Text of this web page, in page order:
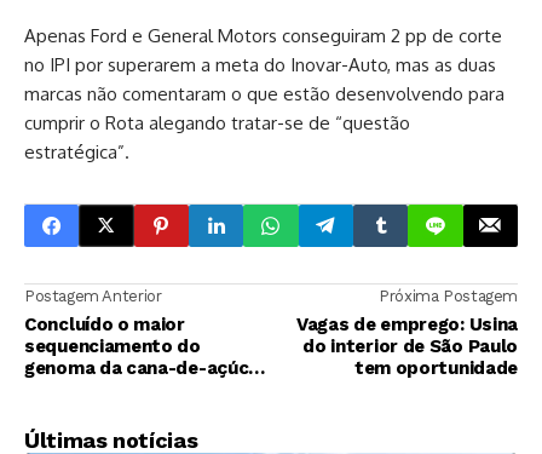
Apenas Ford e General Motors conseguiram 2 pp de corte
no IPI por superarem a meta do Inovar-Auto, mas as duas
marcas não comentaram o que estão desenvolvendo para
cumprir o Rota alegando tratar-se de “questão
estratégica”.
Postagem Anterior
Concluído o maior
sequenciamento do
genoma da cana-de-açúcar
Próxima Postagem
Vagas de emprego: Usina
do interior de São Paulo
tem oportunidade
Últimas notícias